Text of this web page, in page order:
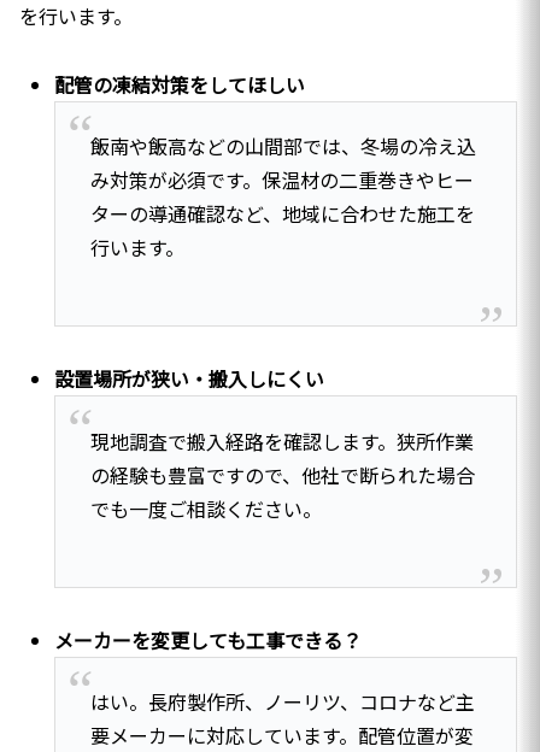
を行います。
配管の凍結対策をしてほしい
飯南や飯高などの山間部では、冬場の冷え込
み対策が必須です。保温材の二重巻きやヒー
ターの導通確認など、地域に合わせた施工を
行います。
設置場所が狭い・搬入しにくい
現地調査で搬入経路を確認します。狭所作業
の経験も豊富ですので、他社で断られた場合
でも一度ご相談ください。
メーカーを変更しても工事できる？
はい。長府製作所、ノーリツ、コロナなど主
要メーカーに対応しています。配管位置が変